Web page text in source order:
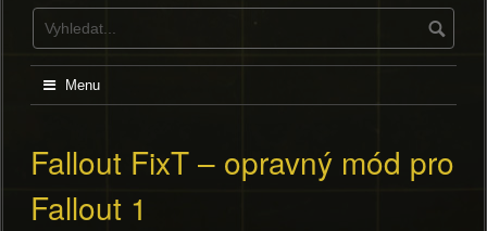
Menu
Fallout FixT – opravný mód pro
Fallout 1